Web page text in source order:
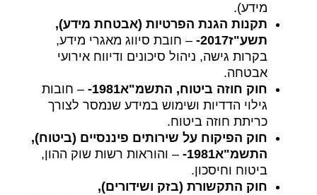
מידע).
תקנות הגנת הפרטיות (אבטחת מידע),
תשע"ז2017- – חובת סיווג מאגרי מידע,
בקרות גישה, ניהול סיכונים ודיווח אירועי
אבטחה.
חוק חוזה ביטוח, התשמ"א1981- – חובות
גילוי הדדיות ושימוש במידע שנמסר לצורך
כריתת חוזה ביטוח.
חוק הפיקוח על שירותים פיננסיים (ביטוח),
התשמ"א1981- – והוראות רשות שוק ההון,
ביטוח וחיסכון.
חוק התקשורת (בזק ושידורים),